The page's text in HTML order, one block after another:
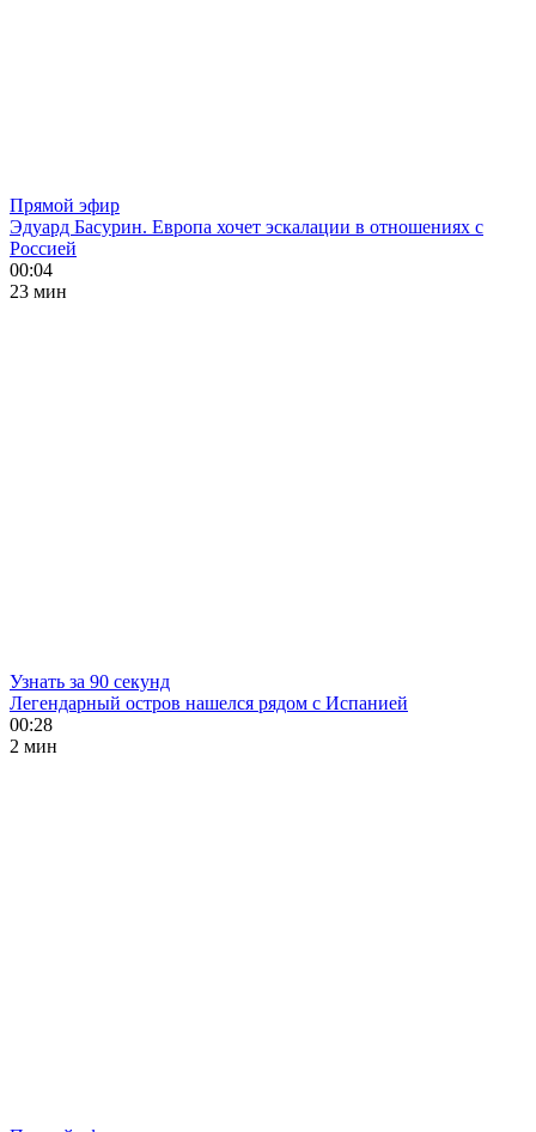
Прямой эфир
Эдуард Басурин. Европа хочет эскалации в отношениях с
Россией
00:04
23 мин
Узнать за 90 секунд
Легендарный остров нашелся рядом с Испанией
00:28
2 мин